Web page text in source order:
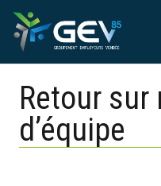
Retour
d’équipe